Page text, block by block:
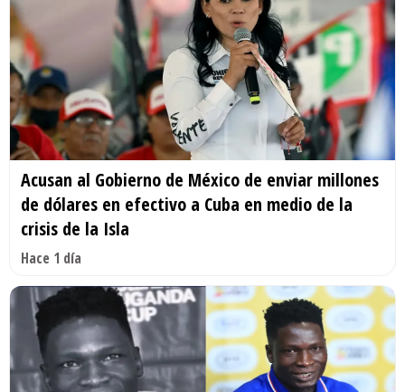
Acusan al Gobierno de México de enviar millones
de dólares en efectivo a Cuba en medio de la
crisis de la Isla
Hace 1 día